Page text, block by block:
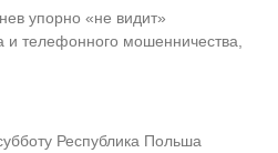
упорно «не видит»
и телефонного мошенничества,
Республика Польша